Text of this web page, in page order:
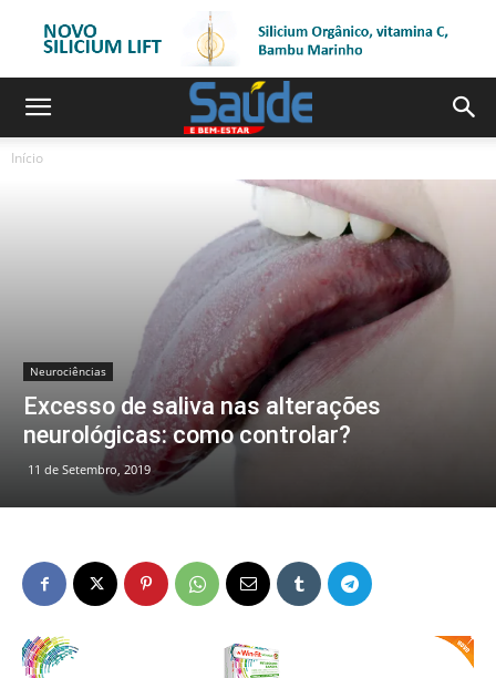
Início
Neurociências
Excesso de saliva nas alterações
neurológicas: como controlar?
11 de Setembro, 2019